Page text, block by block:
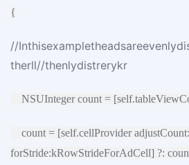
{
//
therll//thenlydistrerykr
NSUInteger count =
count = [self.cellProvider
forStride:kRowStrideForAdCell] ?: